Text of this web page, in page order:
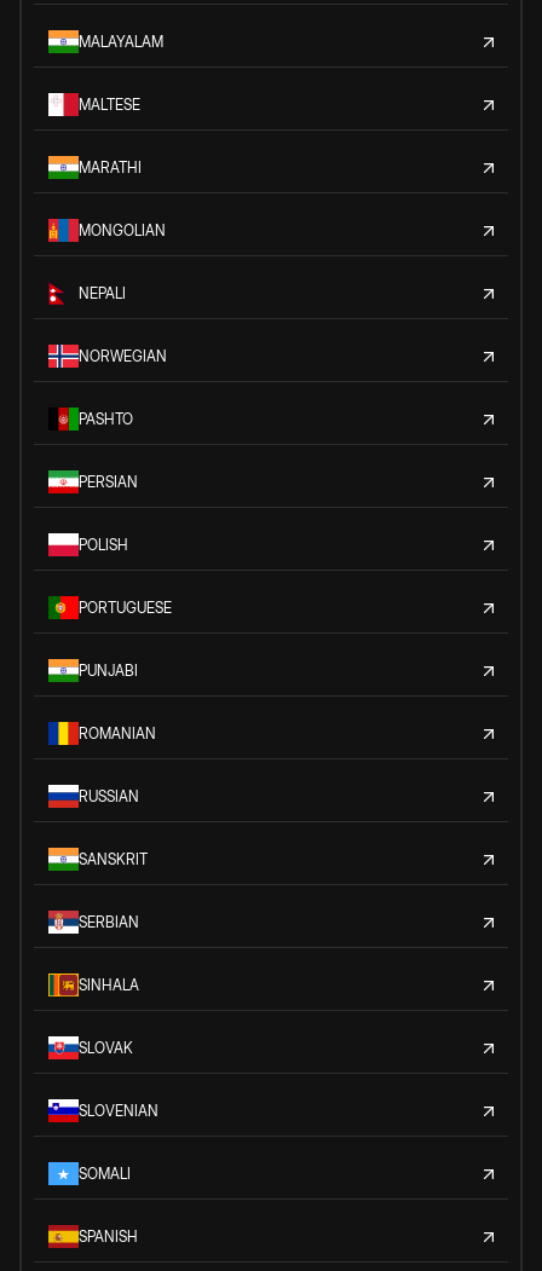
MALAYALAM
MALTESE
MARATHI
MONGOLIAN
NEPALI
NORWEGIAN
PASHTO
PERSIAN
POLISH
PORTUGUESE
PUNJABI
ROMANIAN
RUSSIAN
SANSKRIT
SERBIAN
SINHALA
SLOVAK
SLOVENIAN
SOMALI
SPANISH